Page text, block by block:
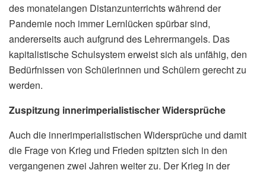
des monatelangen Distanzunterrichts während der
Pandemie noch immer Lernlücken spürbar sind,
andererseits auch aufgrund des Lehrermangels. Das
kapitalistische Schulsystem erweist sich als unfähig, den
Bedürfnissen von Schülerinnen und Schülern gerecht zu
werden.
Zuspitzung innerimperialistischer Widersprüche
Auch die innerimperialistischen Widersprüche und damit
die Frage von Krieg und Frieden spitzten sich in den
vergangenen zwei Jahren weiter zu. Der Krieg in der